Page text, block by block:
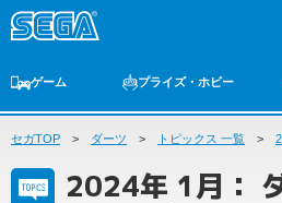
ゲーム
ゲームTOP 家庭用ゲーム PCゲーム
プライズ・ホビー
プライズ トイ S-FIRE セガ ラッキー
ゲームTOP
セガTOP ダーツ トピックス 一覧
2024年 1月：